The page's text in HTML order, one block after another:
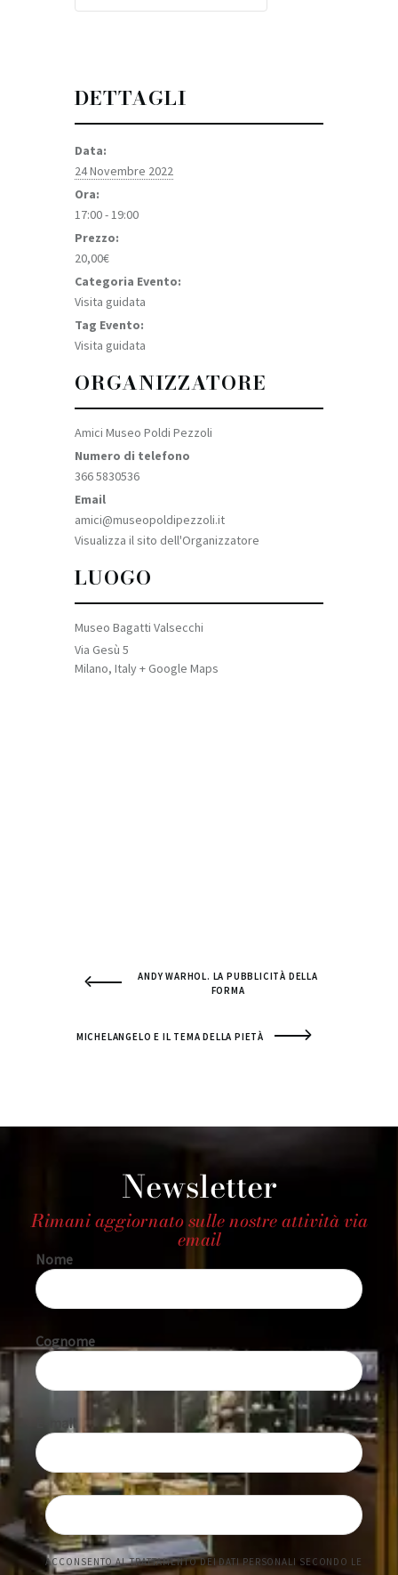
DETTAGLI
Data:
24 Novembre 2022
Ora:
17:00 - 19:00
Prezzo:
20,00€
Categoria Evento:
Visita guidata
Tag Evento:
Visita guidata
ORGANIZZATORE
Amici Museo Poldi Pezzoli
Numero di telefono
366 5830536
Email
amici@museopoldipezzoli.it
Visualizza il sito dell'Organizzatore
LUOGO
Museo Bagatti Valsecchi
Via Gesù 5
Milano, Italy+ Google Maps
ANDY WARHOL. LA PUBBLICITÀ DELLA
FORMA
MICHELANGELO E IL TEMA DELLA PIETÀ
Newsletter
Rimani aggiornato sulle nostre attività via
email